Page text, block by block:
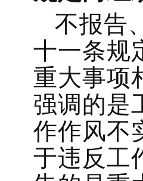
不报告
十一条规
重大事项
强调的是
作作风不
于违反工